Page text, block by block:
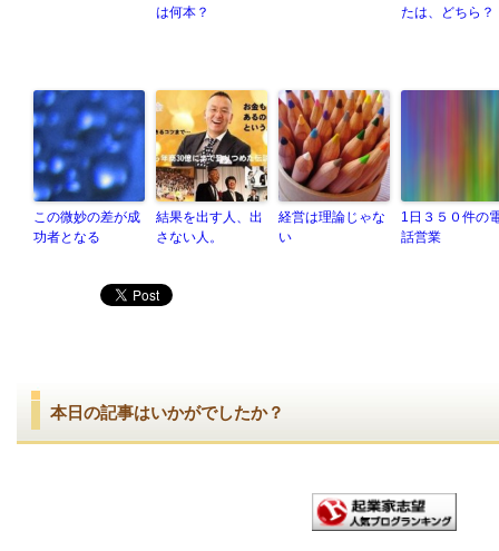
は何本？
たは、どちら？
この微妙の差が成
功者となる
結果を出す人、出
さない人。
経営は理論じゃな
い
1日３５０件の
話営業
本日の記事はいかがでしたか？